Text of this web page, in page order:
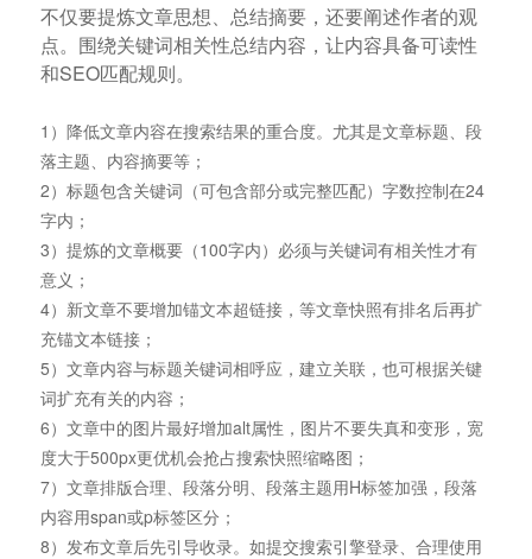
不仅要提炼文章思想、总结摘要，还要阐述作者的观
点。围绕关键词相关性总结内容，让内容具备可读性
和SEO匹配规则。
1）降低文章内容在搜索结果的重合度。尤其是文章标题、段
落主题、内容摘要等；
2）标题包含关键词（可包含部分或完整匹配）字数控制在24
字内；
3）提炼的文章概要（100字内）必须与关键词有相关性才有
意义；
4）新文章不要增加锚文本超链接，等文章快照有排名后再扩
充锚文本链接；
5）文章内容与标题关键词相呼应，建立关联，也可根据关键
词扩充有关的内容；
6）文章中的图片最好增加alt属性，图片不要失真和变形，宽
度大于500px更优机会抢占搜索快照缩略图；
7）文章排版合理、段落分明、段落主题用H标签加强，段落
内容用span或p标签区分；
8）发布文章后先引导收录。如提交搜索引擎登录、合理使用